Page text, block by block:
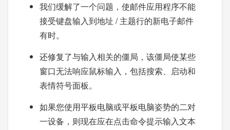
我们缓解了一个问题，使邮件应用程序不能
接受键盘输入到地址 / 主题行的新电子邮件
有时。
还修复了与输入相关的僵局，该僵局使某些
窗口无法响应鼠标输入，包括搜索、启动和
表情符号面板。
如果您使用平板电脑或平板电脑姿势的二对
一设备，则现在应在点击命令提示输入文本